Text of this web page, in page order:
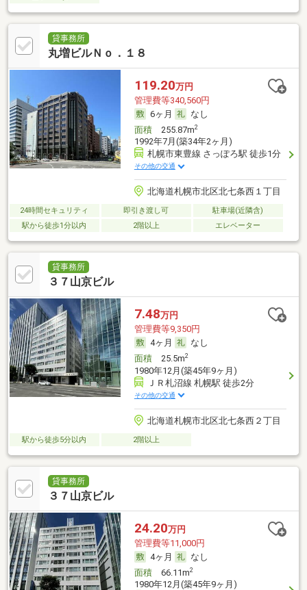
貸事務所
丸増ビルＮｏ．１８
119.20万円
管理費等340,560円
6ヶ月
なし
面積255.87m2
1992年7月(築34年2ヶ月)
札幌市東豊線 さっぽろ駅 徒歩1分
その他の交通
北海道札幌市北区北七条西１丁目
24時間セキュリティ 即引き渡し可
駐車場(近隣含)
駅から徒歩1分以内
2階以上 エレベーター
貸事務所
３７山京ビル
7.48万円
管理費等9,350円
4ヶ月
なし
面積25.5m2
1980年12月(築45年9ヶ月)
ＪＲ札沼線 札幌駅 徒歩2分
その他の交通
北海道札幌市北区北七条西２丁目
駅から徒歩5分以内 2階以上
貸事務所
３７山京ビル
24.20万円
管理費等11,000円
4ヶ月
なし
面積66.11m2
1980年12月(築45年9ヶ月)